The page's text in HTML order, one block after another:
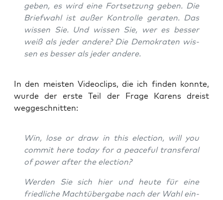
geben, es wird eine Fort­set­zung geben. Die
Brief­wahl ist außer Kon­trol­le gera­ten. Das
wis­sen Sie. Und wis­sen Sie, wer es bes­ser
weiß als jeder ande­re? Die Demo­kra­ten wis­
sen es bes­ser als jeder andere.
In den meis­ten Video­clips, die ich fin­den konn­te,
wur­de der ers­te Teil der Fra­ge Karens dreist
weggeschnitten:
Win, lose or draw in this elec­tion, will you
com­mit here today for a peaceful trans­fe­ral
of power after the election?
Wer­den Sie sich hier und heu­te für eine
fried­li­che Macht­über­ga­be nach der Wahl ein­